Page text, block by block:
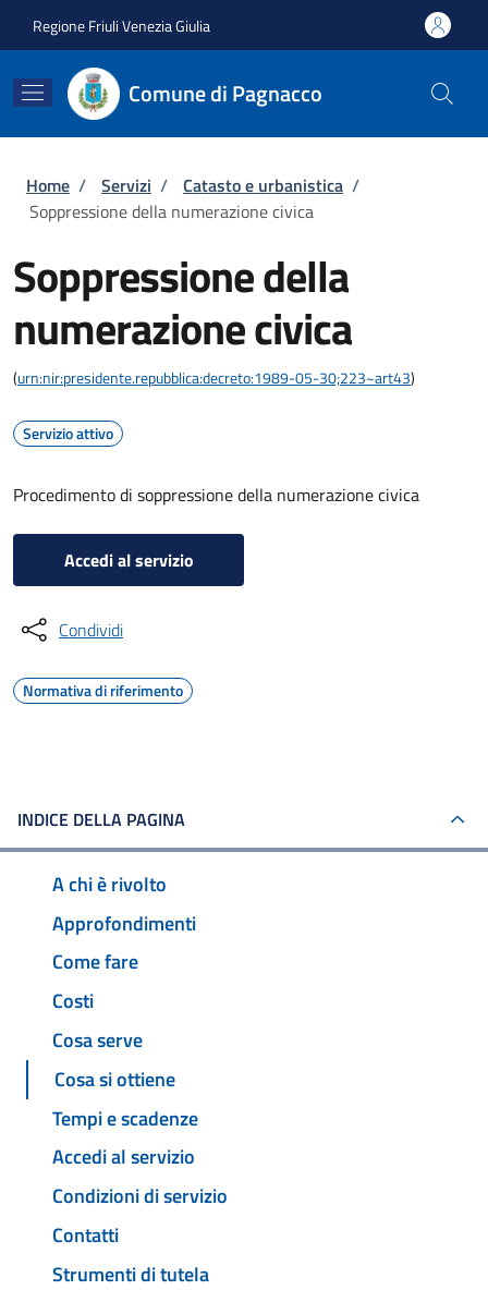
Regione Friuli Venezia Giulia
Comune di Pagnacco
Briciole di pane
Home / Servizi / Catasto e urbanistica /
Soppressione della numerazione civica
Soppressione della
numerazione civica
(urn:nir:presidente.repubblica:decreto:1989-05-30;223~art43)
Servizio attivo
Procedimento di soppressione della numerazione civica
Accedi al servizio
Condividi
Normativa di riferimento
INDICE DELLA PAGINA
A chi è rivolto
Approfondimenti
Come fare
Costi
Cosa serve
Cosa si ottiene
Tempi e scadenze
Accedi al servizio
Condizioni di servizio
Contatti
Strumenti di tutela